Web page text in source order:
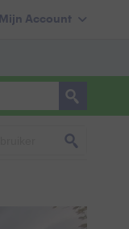
Mijn Account